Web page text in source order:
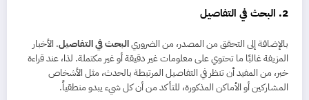
2. البحث في التفاصيل
بالإضافة إلى التحقق من المصدر، من الضروريالبحث في التفاصيل. الأخبار
المزيفة غالبًا ما تحتوي على معلومات غير دقيقة أو غير مكتملة. لذا، عند قراءة
خبر، من المفيد أن تنظر في التفاصيل المرتبطة بالحدث، مثل الأشخاص
المشاركين أو الأماكن المذكورة، للتأكد من أن كل شيء يبدو منطقياً.